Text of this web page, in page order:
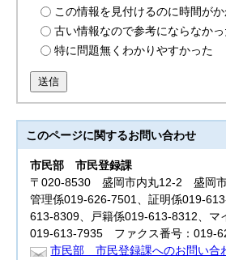
この情報を見付けるのに時間が
古い情報なので参考にならなかっ
特に問題無くわかりやすかった
送信
このページに関するお問い合わせ
市民部市民登録課
〒020-8530 盛岡市内丸12-2 盛岡
管理係019-626-7501、証明係019-
613-8309、戸籍係019-613-8312、マ
019-613-7935 ファクス番号：019-
市民部 市民登録課へのお問い合